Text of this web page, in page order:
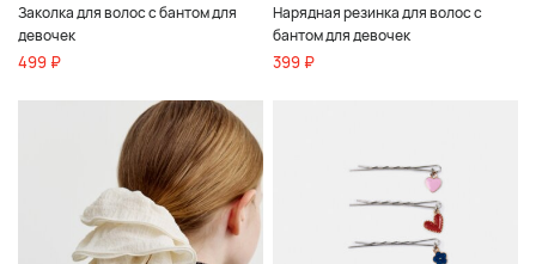
Заколка для волос с бантом для
девочек
499 ₽
Нарядная резинка для волос с
бантом для девочек
399 ₽